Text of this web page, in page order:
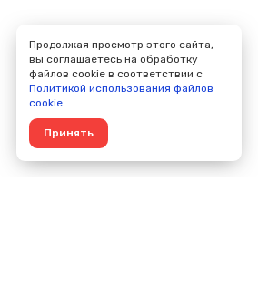
Продолжая просмотр этого сайта,
вы соглашаетесь на обработку
файлов cookie в соответствии с
Политикой использования файлов
cookie
Принять